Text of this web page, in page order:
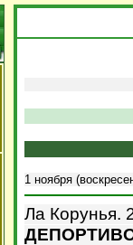
1 ноября
Ла Корунья.